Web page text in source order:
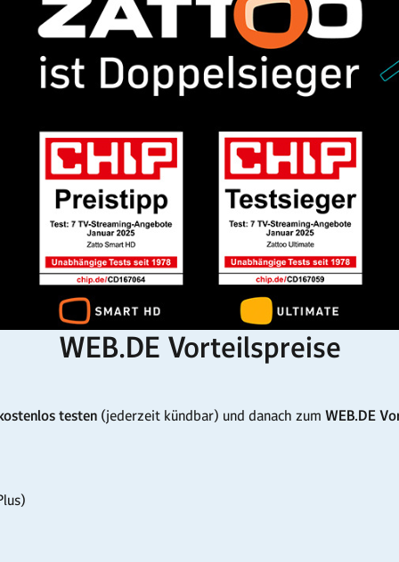
WEB.DE Vorteilspreise
testen (jederzeit kündbar) und danach zum WEB.DE